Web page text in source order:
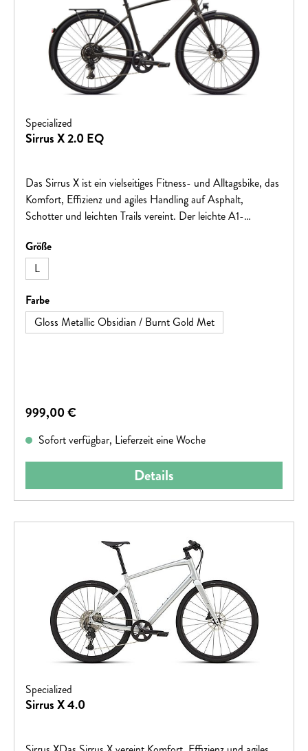
Specialized
Sirrus X 2.0 EQ
Das Sirrus X ist ein vielseitiges Fitness- und Alltagsbike, das
Komfort, Effizienz und agiles Handling auf Asphalt,
Schotter und leichten Trails vereint. Der leichte A1-
aufrechte Sitzposition sorgen für ein sicheres und
komfortables Fahrgefühl. Mit einer intuitiven 1x9-Schaltung,
hydraulischen Scheibenbremsen sowie einer
alltagstauglichen Ausstattung inklusive Gepäckträger,
Schutzblechen und Nabendynamo-Beleuchtung ist das
Sirrus X der ideale Begleiter für Pendler, Fitnessfahrten und
Größeauswählen
L
Farbeauswählen
Gloss Metallic Obsidian / Burnt Gold Met
Regulärer Preis:
999,00 €
Sofort verfügbar, Lieferzeit eine Woche
Details
Specialized
Sirrus X 4.0